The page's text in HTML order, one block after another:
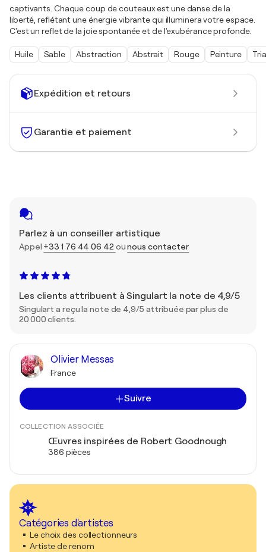
Expédition et retours
Garantie et paiement
Parlez à un conseiller artistique
Appel +33 1 76 44 06 42ounous contacter
Les clients attribuent à Singulart la note de 4,9/5
Singulart a reçu la note de 4,9/5 attribuée par plus de
20 000 clients.
Olivier Messas
France
Suivre
COLLECTION ASSOCIÉE
Œuvres inspirées de Robert Goodnough
386 pièces
Catégories d'artistes
Le choix des collectionneurs
Artiste de renom
captivants. Chaque coup de couteaux est une danse de la
liberté, reflétant une énergie vibrante qui illuminera votre espace.
C'est un reflet de la joie spontanée et de l'exubérance profonde.
Huile Sable Abstraction Abstrait Rouge Peinture